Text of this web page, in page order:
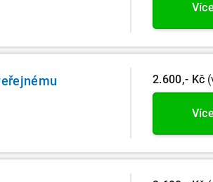
2.600,- Kč